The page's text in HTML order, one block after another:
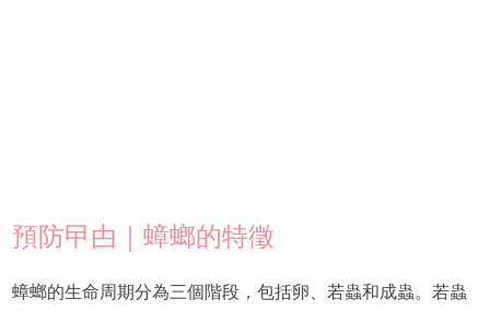
預防曱甴｜蟑螂的特徵
蟑螂的生命周期分為三個階段，包括卵、若蟲和成蟲。若蟲